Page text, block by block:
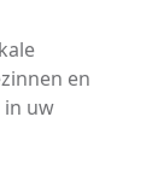
en
in uw